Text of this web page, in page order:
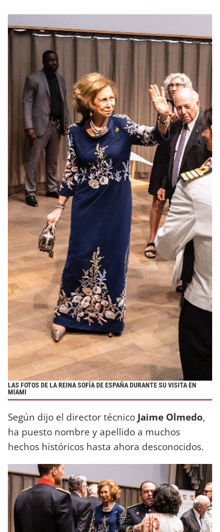
LAS FOTOS DE LA REINA SOFÍA DE ESPAÑA DURANTE SU VISITA EN
MIAMI
Según dijo el director técnico Jaime Olmedo,
ha puesto nombre y apellido a muchos
hechos históricos hasta ahora desconocidos.